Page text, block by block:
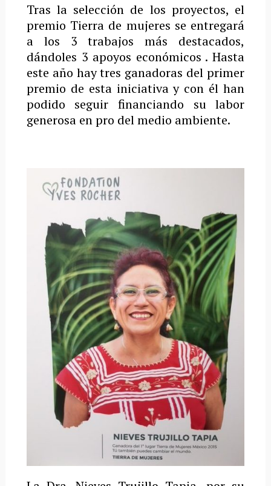
Tras la selección de los proyectos, el
premio Tierra de mujeres se entregará
a los 3 trabajos más destacados,
dándoles 3 apoyos económicos . Hasta
este año hay tres ganadoras del primer
premio de esta iniciativa y con él han
podido seguir financiando su labor
generosa en pro del medio ambiente.